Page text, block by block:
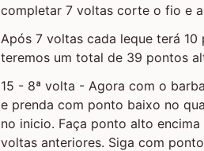
completar 7 voltas corte o fio e
Após 7 voltas cada leque terá
teremos um total de 39 pontos
15 - 8ª volta - Agora com o
e prenda com ponto baixo no
no inicio. Faça ponto alto
voltas anteriores. Siga com